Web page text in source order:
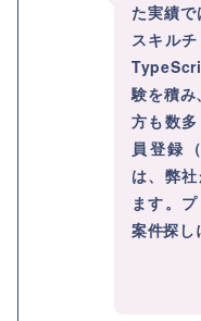
た実績
スキル
験を積み
方も数
員登録
は、弊
ます。
案件探し